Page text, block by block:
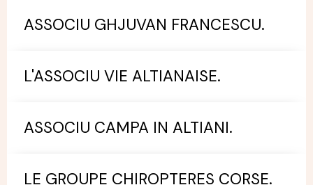
ASSOCIU GHJUVAN FRANCESCU.
L'ASSOCIU VIE ALTIANAISE.
ASSOCIU CAMPA IN ALTIANI.
LE GROUPE CHIROPTERES CORSE.